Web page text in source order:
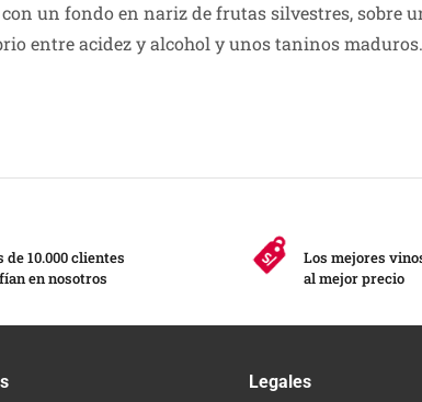
un fondo en nariz de frutas silvestres, sobre
entre acidez y alcohol y unos taninos maduros.
de 10.000 clientes
en nosotros
Los mejores
al mejor precio
Legales